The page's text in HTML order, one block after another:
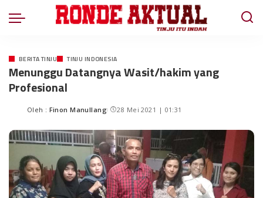
BERITA TINJU TINJU INDONESIA
Menunggu Datangnya Wasit/hakim yang
Profesional
Oleh : Finon Manullang 28 Mei 2021 | 01:31